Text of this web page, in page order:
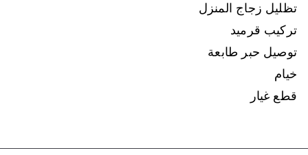
تظليل زجاج المنزل
تركيب قرميد
توصيل حبر طابعة
خيام
قطع غيار